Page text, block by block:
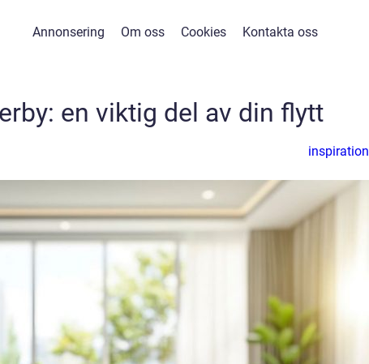
Annonsering Om oss Cookies Kontakta oss
en viktig del av din flytt
inspiration